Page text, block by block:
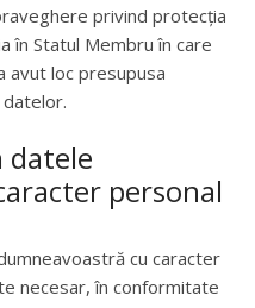
privind protecția
în Statul Membru în care
avut loc presupusa
datele
personal
cu caracter
necesar, în conformitate